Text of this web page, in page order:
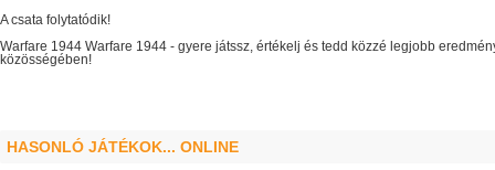
A csata folytatódik!
Warfare 1944
- gyere játssz, értékelj és tedd közzé legjobb
Warfare 1944
közösségében!
HASONLÓ JÁTÉKOK... ONLINE